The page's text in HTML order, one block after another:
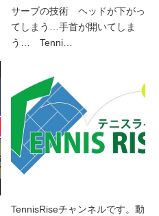
サーブの技術 ヘッドが下がっ
てしまう…手首が開いてしま
う… Tenni…
TennisRiseチャンネルです。動